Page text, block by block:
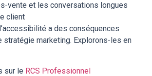
vente et les conversations longues
client
a des conséquences
stratégie marketing. Explorons-les en
sur le RCS Professionnel